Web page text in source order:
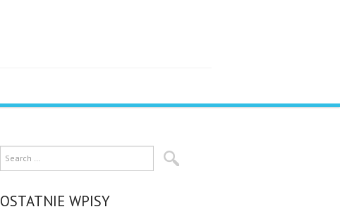
OSTATNIE WPISY